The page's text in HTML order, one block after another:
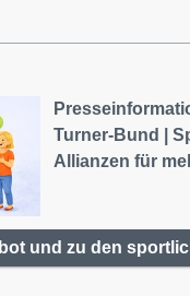
Turner-Bund |
Allianzen für
und zu den